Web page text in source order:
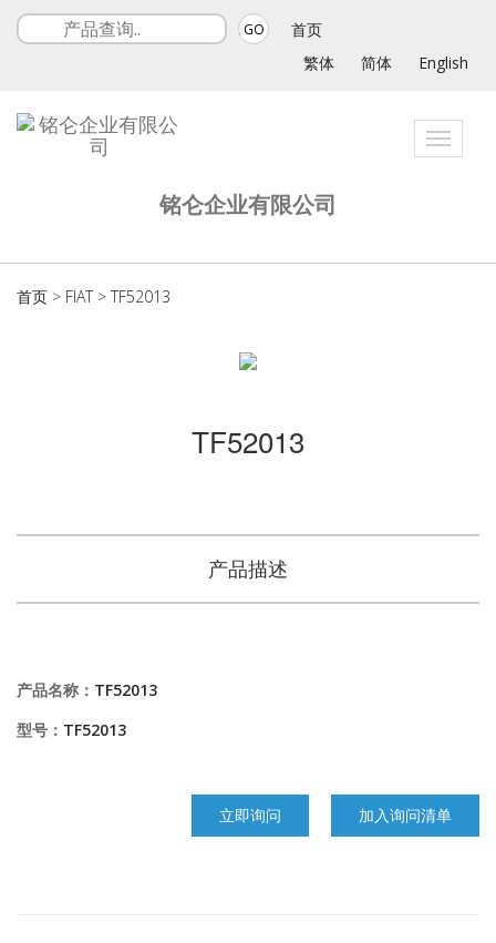
GO
首页
繁体
简体 English
Toggle
铭仑企业有限公司
首页 > FIAT > TF52013
TF52013
产品描述
产品名称： TF52013
型号： TF52013
立即询问 加入询问清单